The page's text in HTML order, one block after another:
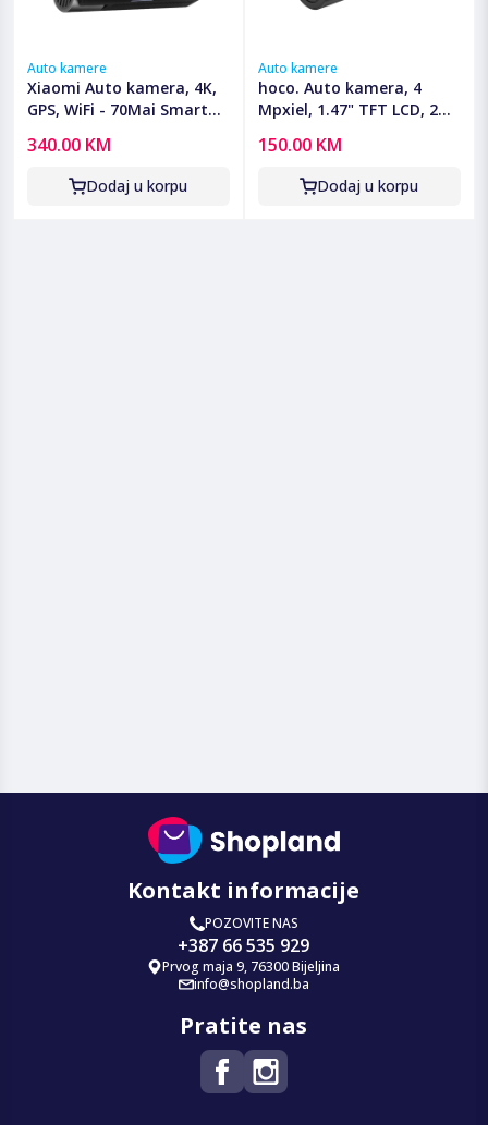
Auto kamere
Xiaomi Auto kamera, 4K,
GPS, WiFi - 70Mai Smart
340.00 KM
Dodaj u korpu
Auto kamere
hoco. Auto kamera, 4
Mpxiel, 1.47" TFT LCD, 2K,
150.00 KM
Dodaj u korpu
Kontakt informacije
POZOVITE NAS
+387 66 535 929
Prvog maja 9, 76300 Bijeljina
info@shopland.ba
Pratite nas